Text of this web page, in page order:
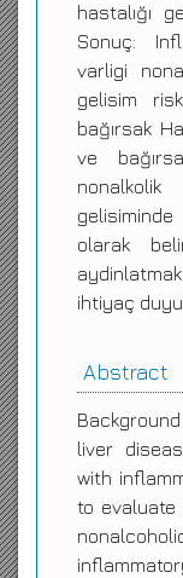
hastalığı
Sonuç:
varligi
gelisim
bağırsak
ve
olarak
ihtiyaç
Abstract
liver
with
to evaluate